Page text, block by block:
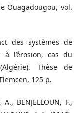
Ouagadougou, vol.
des systèmes de
l’érosion, cas du
Thèse de
125 p.
BENJELLOUN, F.,